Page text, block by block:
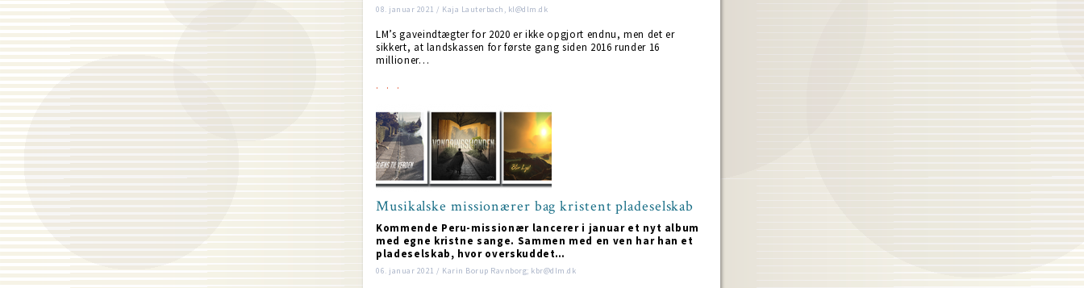
08. januar 2021 / Kaja Lauterbach, kl@dlm.dk
LM’s gaveindtægter for 2020 er ikke opgjort endnu, men det er
sikkert, at landskassen for første gang siden 2016 runder 16
millioner…
Musikalske missionærer bag kristent pladeselskab
Kommende Peru-missionær lancerer i januar et nyt album
med egne kristne sange. Sammen med en ven har han et
pladeselskab, hvor overskuddet…
06. januar 2021 / Karin Borup Ravnborg; kbr@dlm.dk